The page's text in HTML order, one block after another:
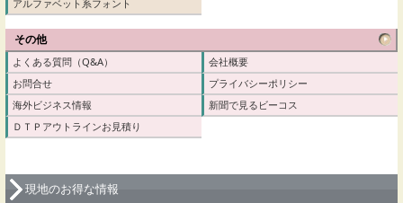
アルファベット系フォント
その他
よくある質問（Q&A）
会社概要
お問合せ
プライバシーポリシー
海外ビジネス情報
新聞で見るビーコス
ＤＴＰアウトラインお見積り
現地のお得な情報